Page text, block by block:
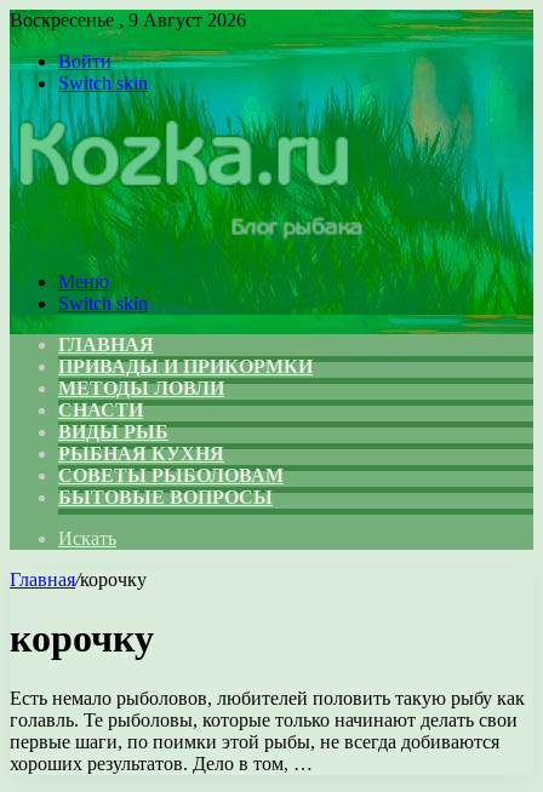
Воскресенье , 9 Август 2026
Войти
Switch skin
Меню
Switch skin
ГЛАВНАЯ
ПРИВАДЫ И ПРИКОРМКИ
МЕТОДЫ ЛОВЛИ
СНАСТИ
ВИДЫ РЫБ
РЫБНАЯ КУХНЯ
СОВЕТЫ РЫБОЛОВАМ
БЫТОВЫЕ ВОПРОСЫ
Искать
Главная/корочку
корочку
Есть немало рыболовов, любителей половить такую рыбу как
голавль. Те рыболовы, которые только начинают делать свои
первые шаги, по поимки этой рыбы, не всегда добиваются
хороших результатов. Дело в том, …